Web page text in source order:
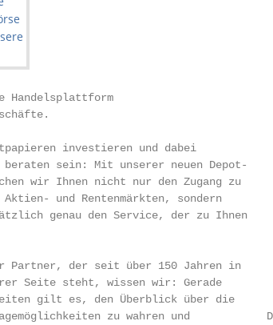
Handelsplattform
Ihr
investieren und dabei
sein: Mit unserer neuen Depot-
wir Ihnen nicht nur den Zugang zu
Aktien- und Rentenmärkten, sondern
genau den Service, der zu Ihnen
Sie
Partner, der seit über 150 Jahren in
Seite steht, wissen wir: Gerade
gilt es, den Überblick über die
zu wahren und